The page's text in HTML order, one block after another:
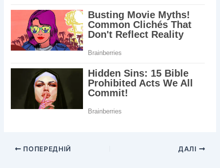
ПОПЕРЕДНІЙ ДАЛІ